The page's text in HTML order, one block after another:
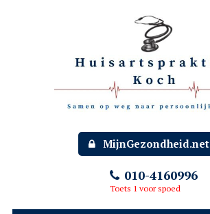
MijnGezondheid.net
010-4160996
Toets 1 voor spoed